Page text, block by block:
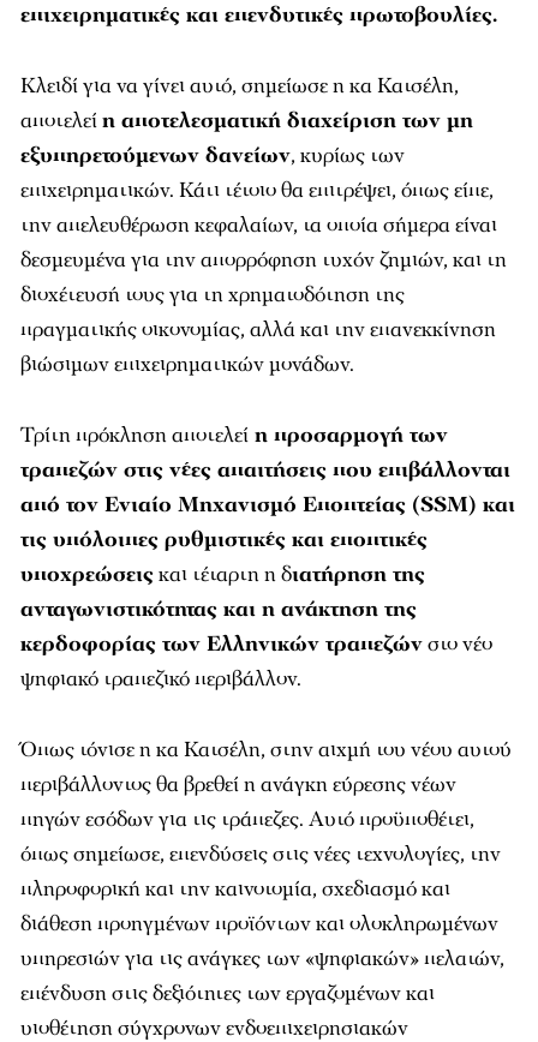
επιχειρηματικές και επενδυτικές πρωτοβουλίες.
Κλειδί για να γίνει αυτό, σημείωσε η κα Κατσέλη,
αποτελείη αποτελεσματική διαχείριση των μη
εξυπηρετούμενων δανείων, κυρίως των
επιχειρηματικών. Κάτι τέτοιο θα επιτρέψει, όπως είπε,
την απελευθέρωση κεφαλαίων, τα οποία σήμερα είναι
δεσμευμένα για την απορρόφηση τυχόν ζημιών, και τη
διοχέτευσή τους για τη χρηματοδότηση της
πραγματικής οικονομίας, αλλά και την επανεκκίνηση
βιώσιμων επιχειρηματικών μονάδων.
Τρίτη πρόκληση αποτελεί η προσαρμογή των
τραπεζών στις νέες απαιτήσεις που επιβάλλονται
από τον Ενιαίο Μηχανισμό Εποπτείας (SSM) και
τις υπόλοιπες ρυθμιστικές και εποπτικές
υποχρεώσειςκαι τέταρτη η διατήρηση της
ανταγωνιστικότητας και η ανάκτηση της
κερδοφορίας των Ελληνικών τραπεζώνστο νέο
ψηφιακό τραπεζικό περιβάλλον.
Όπως τόνισε η κα Κατσέλη, στην αιχμή του νέου αυτού
περιβάλλοντος θα βρεθεί η ανάγκη εύρεσης νέων
πηγών εσόδων για τις τράπεζες. Αυτό προϋποθέτει,
όπως σημείωσε, επενδύσεις στις νέες τεχνολογίες, την
πληροφορική και την καινοτομία, σχεδιασμό και
διάθεση προηγμένων προϊόντων και ολοκληρωμένων
υπηρεσιών για τις ανάγκες των «ψηφιακών» πελατών,
επένδυση στις δεξιότητες των εργαζομένων και
υιοθέτηση σύγχρονων ενδοεπιχειρησιακών